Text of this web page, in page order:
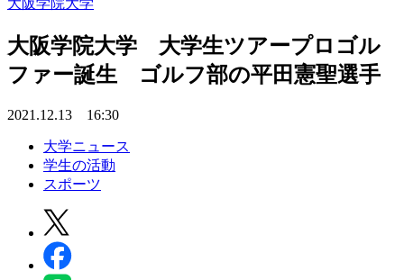
大阪学院大学
大阪学院大学 大学生ツアープロゴル
ファー誕生 ゴルフ部の平田憲聖選手
2021.12.13 16:30
大学ニュース
学生の活動
スポーツ